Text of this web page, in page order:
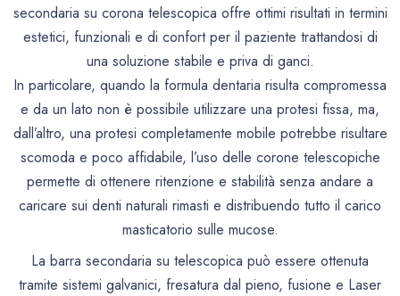
secondaria su corona telescopica offre ottimi risultati in termini
estetici, funzionali e di confort per il paziente trattandosi di
una soluzione stabile e priva di ganci.
In particolare, quando la formula dentaria risulta compromessa
e da un lato non è possibile utilizzare una protesi fissa, ma,
dall’altro, una protesi completamente mobile potrebbe risultare
scomoda e poco affidabile, l’uso delle corone telescopiche
permette di ottenere ritenzione e stabilità senza andare a
caricare sui denti naturali rimasti e distribuendo tutto il carico
masticatorio sulle mucose.
La barra secondaria su telescopica può essere ottenuta
tramite sistemi galvanici, fresatura dal pieno, fusione e Laser